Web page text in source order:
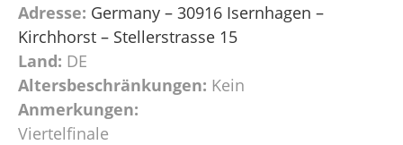
Adresse: Germany – 30916 Isernhagen –
Kirchhorst – Stellerstrasse 15
Land: DE
Altersbeschränkungen: Kein
Anmerkungen:
Viertelfinale